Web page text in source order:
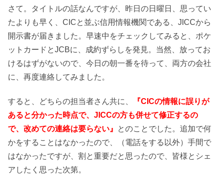
さて。タイトルの話なんですが、昨日の日曜日、思ってい
たよりも早く、CICと並ぶ信用情報機関である、JICCから
開示書が届きました。早速中をチェックしてみると、ポケ
ットカードとJCBに、成約ずらしを発見。当然、放ってお
けるはずがないので、今日の朝一番を待って、両方の会社
に、再度連絡してみました。
すると、どちらの担当者さん共に、
『CICの情報に誤りが
あると分かった時点で、JICCの方も併せて修正するの
で、改めての連絡は要らない』
とのことでした。追加で何
かをすることはなかったので、（電話をする以外）手間で
はなかったですが、割と重要だと思ったので、皆様とシェ
アしたく思った次第。